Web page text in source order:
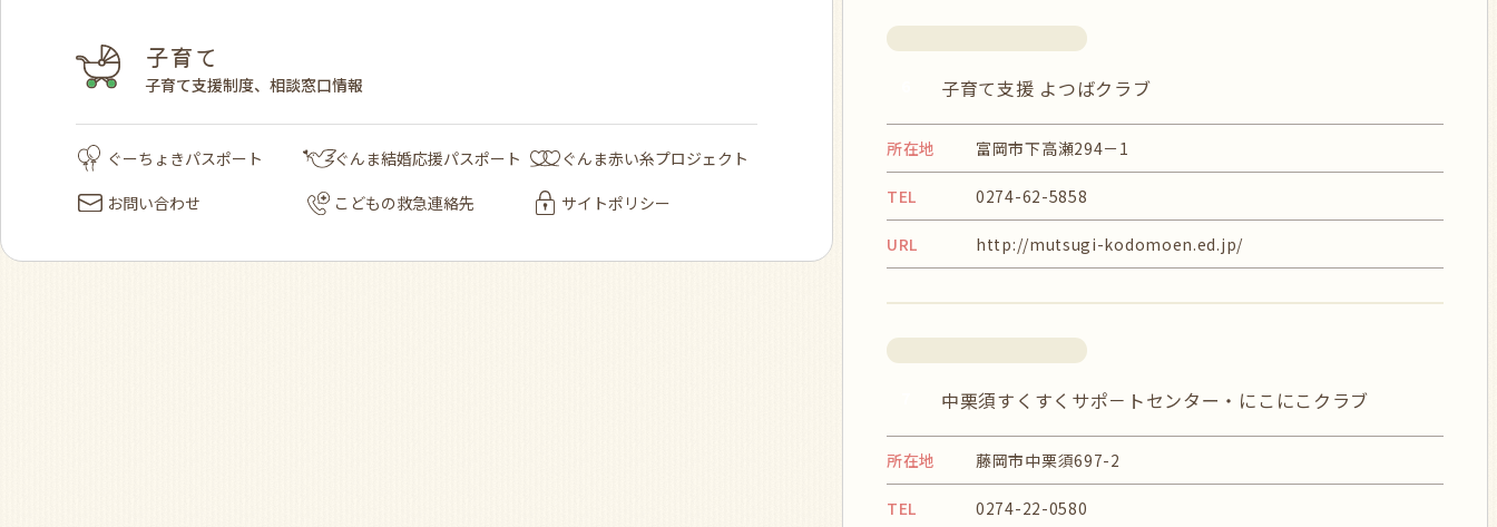
子育て
子育て支援制度、相談窓口情報
ぐーちょきパスポート ぐんま結婚応援パスポート
ぐんま赤い糸プロジェクト
お問い合わせ
こどもの救急連絡先 サイトポリシー
子育て支援 よつばクラブ
所在地 富岡市下高瀬294－1
TEL 0274-62-5858
URL http://mutsugi-kodomoen.ed.jp/
中栗須すくすくサポ－トセンター・にこにこクラブ
所在地 藤岡市中栗須697-2
TEL 0274-22-0580